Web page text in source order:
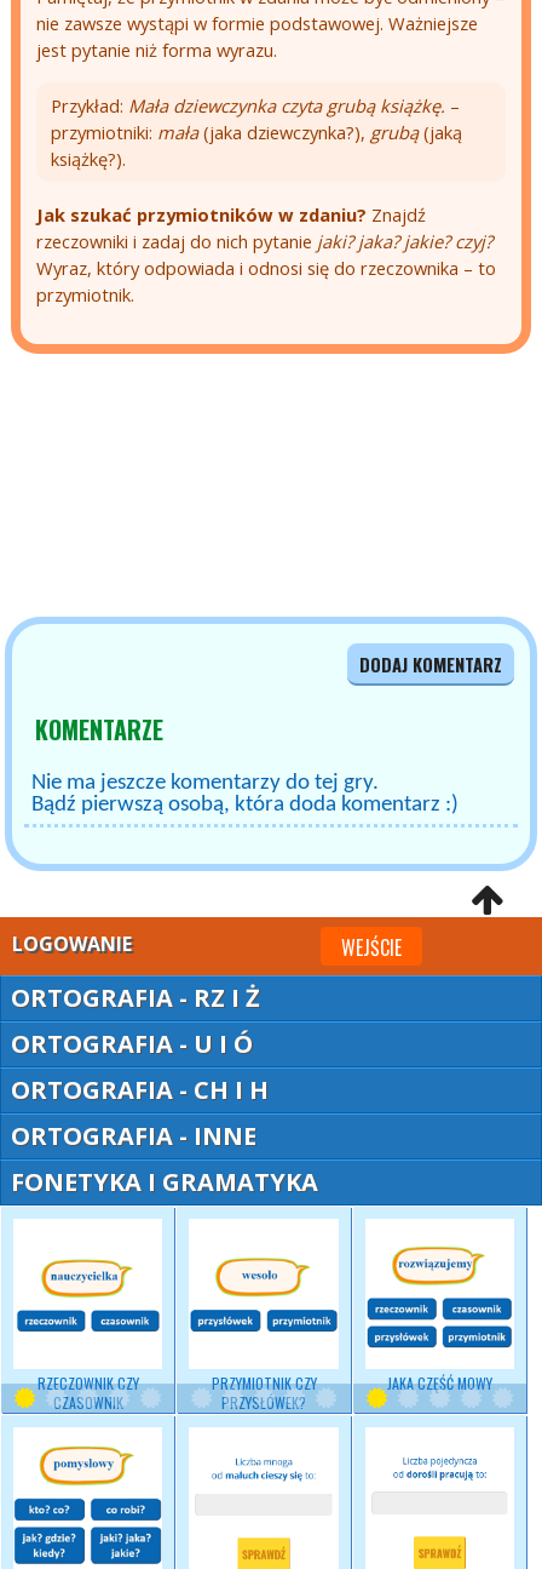
nie zawsze wystąpi w formie podstawowej. Ważniejsze
jest pytanie niż forma wyrazu.
Przykład: Mała dziewczynka czyta grubą książkę. –
przymiotniki: mała(jaka dziewczynka?), grubą(jaką
książkę?).
Jak szukać przymiotników w zdaniu? Znajdź
rzeczowniki i zadaj do nich pytanie jaki? jaka? jakie? czyj?
Wyraz, który odpowiada i odnosi się do rzeczownika – to
przymiotnik.
DODAJ KOMENTARZ
KOMENTARZE
Nie ma jeszcze komentarzy do tej gry.
Bądź pierwszą osobą, która doda komentarz :)
LOGOWANIE WEJŚCIE
ORTOGRAFIA - RZ I Ż
ORTOGRAFIA - U I Ó
ORTOGRAFIA - CH I H
ORTOGRAFIA - INNE
FONETYKA I GRAMATYKA
RZECZOWNIK CZY
CZASOWNIK
PRZYMIOTNIK CZY
PRZYSŁÓWEK?
JAKA CZĘŚĆ MOWY